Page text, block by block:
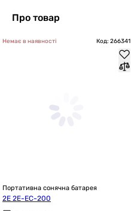
Про товар
Немає в наявності Код: 266341
Портативна сонячна батарея
2E 2E-EC-200